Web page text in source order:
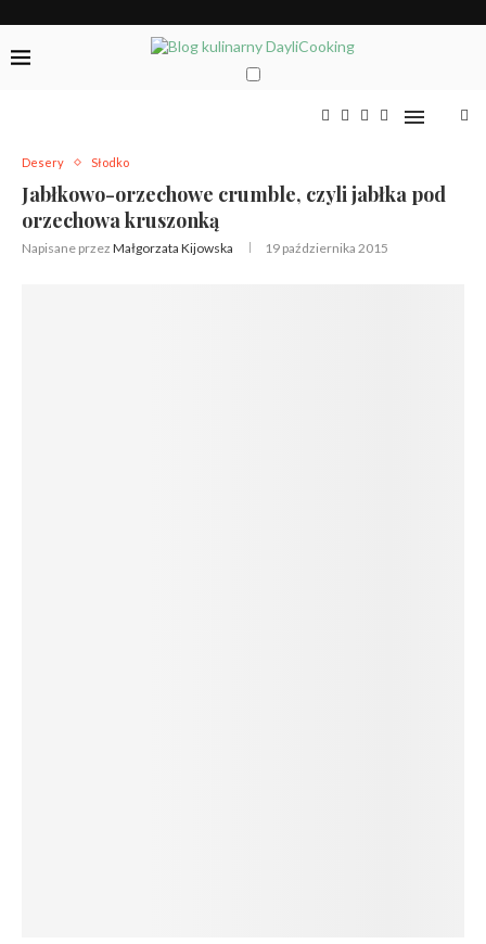
Desery Słodko
Jabłkowo-orzechowe crumble, czyli jabłka pod
orzechowa kruszonką
Napisane przez Małgorzata Kijowska 19 października 2015